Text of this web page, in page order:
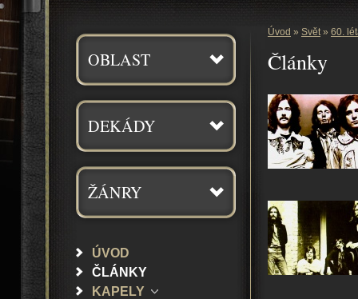
OBLAST
DEKÁDY
ŽÁNRY
ÚVOD
ČLÁNKY
KAPELY
Úvod » Svět » 60.
Články